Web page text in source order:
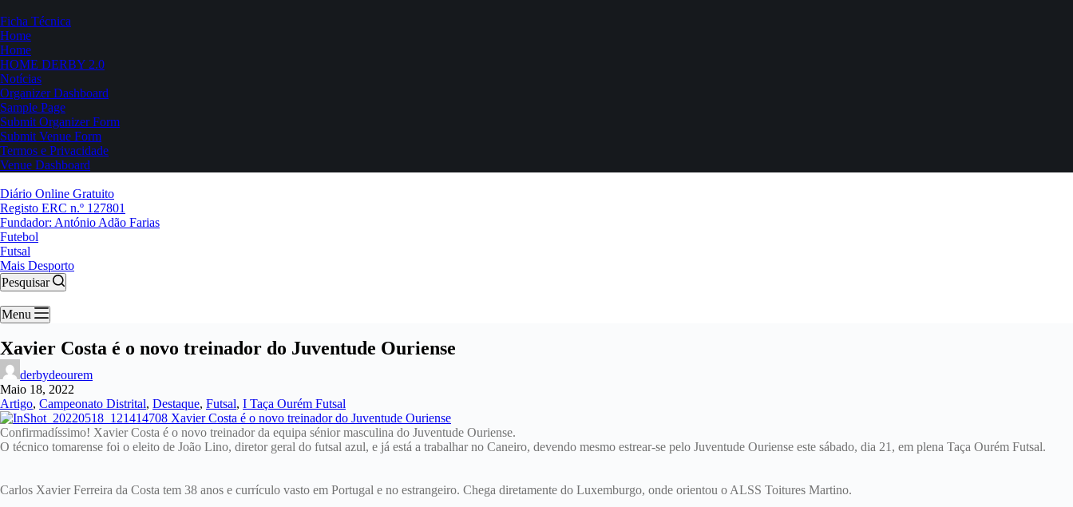
Ficha Técnica
Home
Home
HOME DERBY 2.0
Notícias
Organizer Dashboard
Sample Page
Submit Organizer Form
Submit Venue Form
Termos e Privacidade
Venue Dashboard
Diário Online Gratuito
Registo ERC n.º 127801
Fundador: António Adão Farias
Futebol
Futsal
Mais Desporto
Pesquisar
Menu
Xavier Costa é o novo treinador do Juventude Ouriense
derbydeourem
Maio 18, 2022
Artigo, Campeonato Distrital, Destaque, Futsal, I Taça Ourém Futsal
Confirmadíssimo! Xavier Costa é o novo treinador da equipa sénior masculina do Juventude Ouriense.
O técnico tomarense foi o eleito de João Lino, diretor geral do futsal azul, e já está a trabalhar no Caneiro, devendo mesmo estrear-se pelo Juventude Ouriense este sábado, dia 21, em plena Taça Ourém Futsal.
Carlos Xavier Ferreira da Costa tem 38 anos e currículo vasto em Portugal e no estrangeiro. Chega diretamente do Luxemburgo, onde orientou o ALSS Toitures Martino.